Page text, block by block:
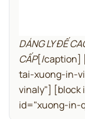
DÁNG LY ĐẾ
CẤP[/caption]
tai-xuong-in-
vinaly"] [block
id="xuong-in-